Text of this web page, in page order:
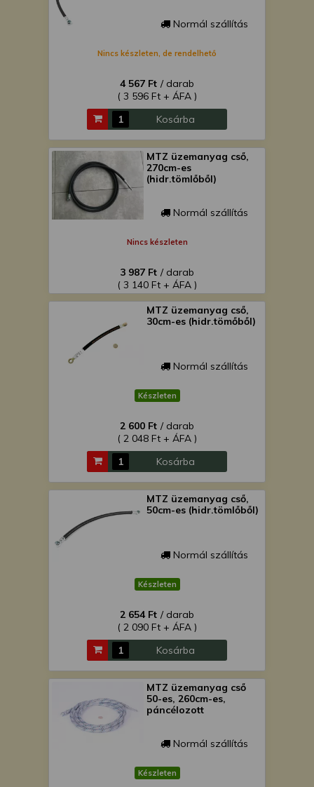
Normál szállítás
Nincs készleten, de rendelhető
4 567 Ft / darab
( 3 596 Ft + ÁFA )
Kosárba
MTZ üzemanyag cső,
270cm-es
(hidr.tömlőből)
Normál szállítás
Nincs készleten
3 987 Ft / darab
( 3 140 Ft + ÁFA )
MTZ üzemanyag cső,
30cm-es (hidr.tömőből)
Normál szállítás
Készleten
2 600 Ft / darab
( 2 048 Ft + ÁFA )
Kosárba
MTZ üzemanyag cső,
50cm-es (hidr.tömlőből)
Normál szállítás
Készleten
2 654 Ft / darab
( 2 090 Ft + ÁFA )
Kosárba
MTZ üzemanyag cső
50-es, 260cm-es,
páncélozott
Normál szállítás
Készleten